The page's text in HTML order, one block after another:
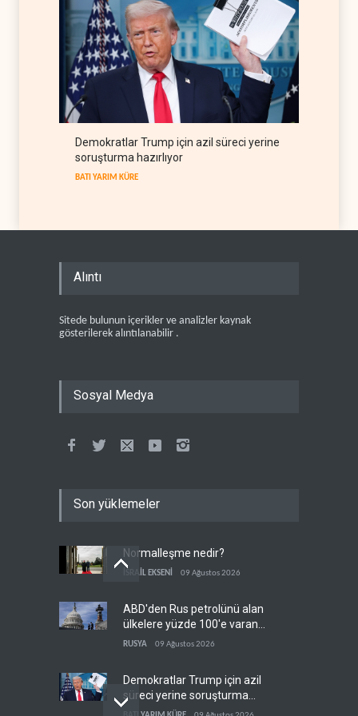
Demokratlar Trump için azil süreci yerine
soruşturma hazırlıyor
BATI YARIM KÜRE
Alıntı
Sitede bulunun içerikler ve analizler kaynak
gösterilerek alıntılanabilir .
Sosyal Medya
Son yüklemeler
Normalleşme nedir?
İSRAİL EKSENİ 09 Ağustos 2026
ABD'den Rus petrolünü alan
ülkelere yüzde 100'e varan
gümrük vergisi
RUSYA 09 Ağustos 2026
Demokratlar Trump için azil
süreci yerine soruşturma
hazırlıyor